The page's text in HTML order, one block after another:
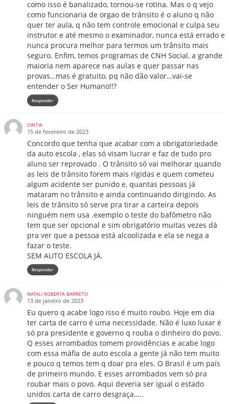
como isso é banalizado, tornou-se rotina. Mas o q vejo
como funcionaria de orgao de trânsito é o aluno q não
quer ter aula, q não tem controle emocional e culpa seu
instrutor e até mesmo o examinador, nunca está errado e
nunca procura melhor para termos um trânsito mais
seguro. Enfim, temos programas de CNH Social, a grande
maioria nem aparece nas aulas e quer passar nas
provas…mas é gratuito, pq não dão valor…vai-se
entender o Ser Humano!!?
Responder
CINTIA
15 de fevereiro de 2023
Concordo que tenha que acabar com a obrigatoriedade
da auto escola , elas só visam lucrar e faz de tudo pro
aluno ser reprovado . O trânsito só vai melhorar quando
as leis de trânsito forem mais rígidas e quem cometeu
algum acidente ser punido e, quantas pessoas já
mataram no trânsito e ainda continuando dirigindo. As
leis de trânsito só serve pra tirar a carteira depois
ninguém nem usa .exemplo o teste do bafômetro não
tem que ser opcional e sim obrigatório muitas vezes dá
pra ver que a pessoa está alcoolizada e ela se nega a
fazar o teste.
SEM AUTO ESCOLA JÁ.
Responder
NATALI ROBERTA BARRETO
13 de janeiro de 2023
Eu quero q acabe logo isso é muito roubo. Hoje em dia
ter carta de carro é uma necessidade. Não é luxo luxar é
só pra presidente e governo q rouba o dinheiro do povo.
Q esses arrombados tomem providências e acabe logo
com essa máfia de auto escola a gente já não tem muito
e pouco q temos tem q doar pra eles. O Brasil é um país
de primeiro mundo. E esses arrombados vem só pra
roubar mais o povo. Aqui deveria ser igual o estado
unidos carta de carro desgraça…..